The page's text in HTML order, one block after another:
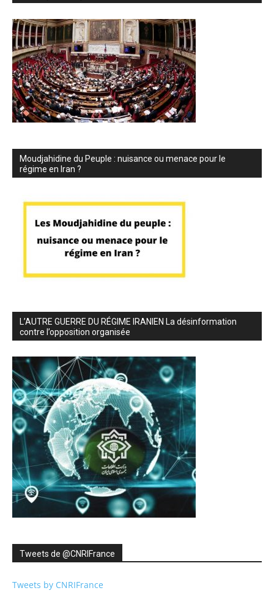
Moudjahidine du Peuple : nuisance ou menace pour le
régime en Iran ?
L’AUTRE GUERRE DU RÉGIME IRANIEN La désinformation
contre l’opposition organisée
Tweets de ‎@CNRIFrance
Tweets by CNRIFrance